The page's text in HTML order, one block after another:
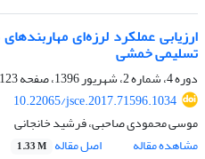
ارزیابی عملکرد لرزه‌ای
تسلیمی خمشی
دوره 4، شماره 2، شهریور 1396، صفحه
123-138
10.22065/jsce.2017.71596.1034
موسی محمودی صاحبی، فرشید خانجانی
مشاهده مقاله
اصل مقاله 1.33 M